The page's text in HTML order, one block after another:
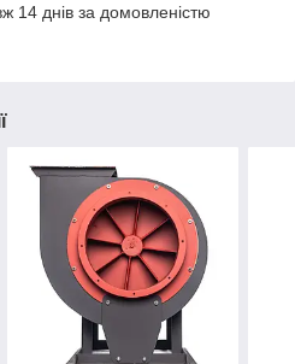
14 днів за домовленістю